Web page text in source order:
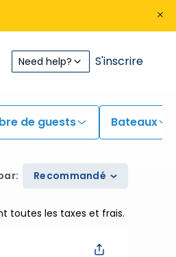
Need help? S'inscrire
de guests Bateaux
: Recommandé
toutes les taxes et frais.